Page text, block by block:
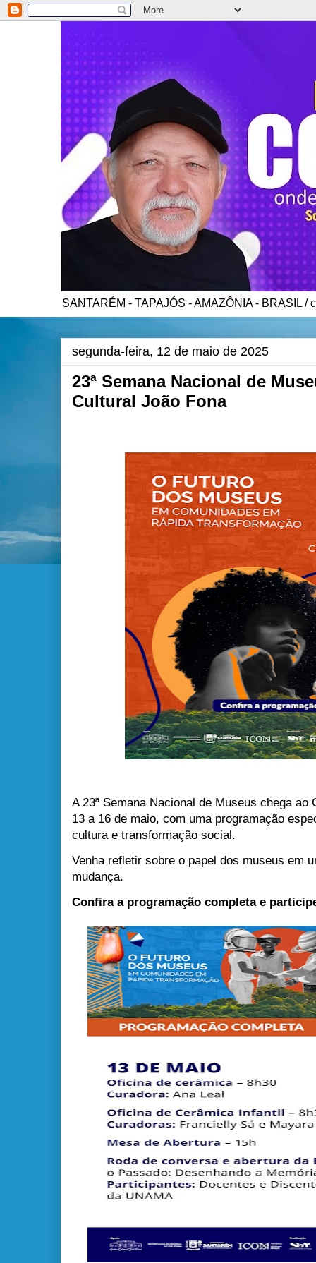
SANTARÉM - TAPAJÓS - AMAZÔNIA - BRASIL /
segunda-feira, 12 de maio de 2025
23ª Semana Nacional de
Cultural João Fona
A 23ª Semana Nacional de Museus chega ao
13 a 16 de maio, com uma programação
cultura e transformação social.
Venha refletir sobre o papel dos museus em
mudança.
Confira a programação completa e